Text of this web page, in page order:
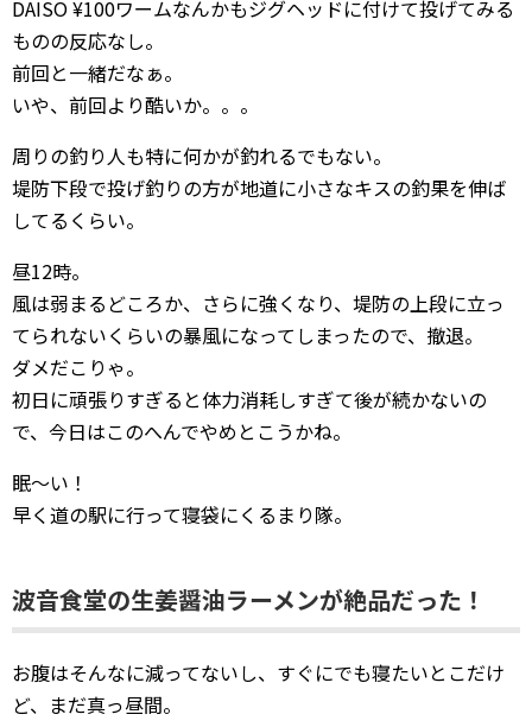
DAISO ¥100ワームなんかもジグヘッドに付けて投げてみる
ものの反応なし。
前回と一緒だなぁ。
いや、前回より酷いか。。。
周りの釣り人も特に何かが釣れるでもない。
堤防下段で投げ釣りの方が地道に小さなキスの釣果を伸ば
してるくらい。
昼12時。
風は弱まるどころか、さらに強くなり、堤防の上段に立っ
てられないくらいの暴風になってしまったので、撤退。
ダメだこりゃ。
初日に頑張りすぎると体力消耗しすぎて後が続かないの
で、今日はこのへんでやめとこうかね。
眠〜い！
早く道の駅に行って寝袋にくるまり隊。
波音食堂の生姜醤油ラーメンが絶品だった！
お腹はそんなに減ってないし、すぐにでも寝たいとこだけ
ど、まだ真っ昼間。